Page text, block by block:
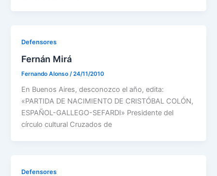
Defensores
Fernán Mirá
Fernando Alonso /24/11/2010
En Buenos Aires, desconozco el año, edita:
«PARTIDA DE NACIMIENTO DE CRISTÓBAL COLÓN,
ESPAÑOL-GALLEGO-SEFARDI» Presidente del
círculo cultural Cruzados de
Defensores